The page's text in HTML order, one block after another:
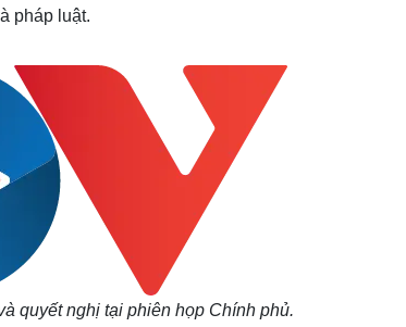
pháp luật.
quyết nghị tại phiên họp Chính phủ.